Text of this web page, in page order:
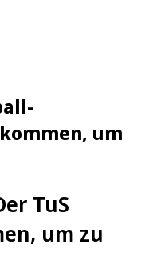
um
TuS
um zu